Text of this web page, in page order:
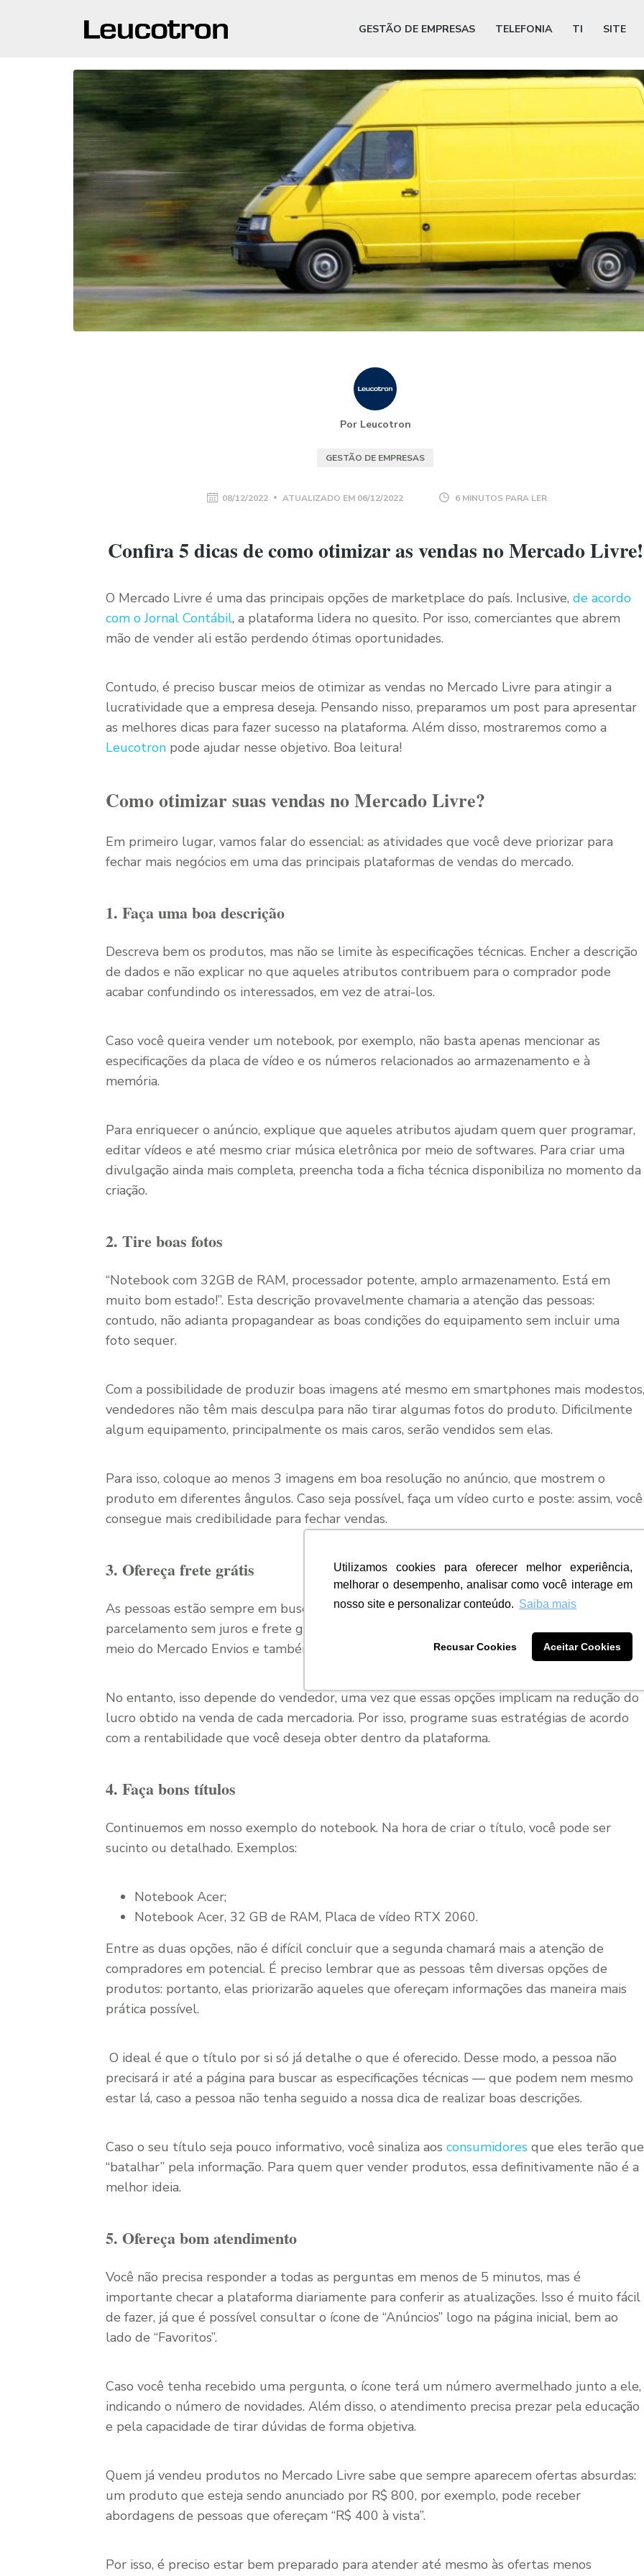
Utilizamos cookies para oferecer melhor experiência,
melhorar o desempenho, analisar como você interage em
nosso site e personalizar conteúdo. Saiba mais
Recusar Cookies Aceitar Cookies
GESTÃO DE EMPRESAS TELEFONIA TI SITE
Por Leucotron
GESTÃO DE EMPRESAS
08/12/2022 ATUALIZADO EM 06/12/2022 6 MINUTOS PARA LER
Confira 5 dicas de como otimizar as vendas no Mercado Livre!
O Mercado Livre é uma das principais opções de marketplace do país. Inclusive, de acordo
com o Jornal Contábil, a plataforma lidera no quesito. Por isso, comerciantes que abrem
mão de vender ali estão perdendo ótimas oportunidades.
Contudo, é preciso buscar meios de otimizar as vendas no Mercado Livre para atingir a
lucratividade que a empresa deseja. Pensando nisso, preparamos um post para apresentar
as melhores dicas para fazer sucesso na plataforma. Além disso, mostraremos como a
Leucotron pode ajudar nesse objetivo. Boa leitura!
Como otimizar suas vendas no Mercado Livre?
Em primeiro lugar, vamos falar do essencial: as atividades que você deve priorizar para
fechar mais negócios em uma das principais plataformas de vendas do mercado.
1. Faça uma boa descrição
Descreva bem os produtos, mas não se limite às especificações técnicas. Encher a descrição
de dados e não explicar no que aqueles atributos contribuem para o comprador pode
acabar confundindo os interessados, em vez de atrai-los.
Caso você queira vender um notebook, por exemplo, não basta apenas mencionar as
especificações da placa de vídeo e os números relacionados ao armazenamento e à
memória.
Para enriquecer o anúncio, explique que aqueles atributos ajudam quem quer programar,
editar vídeos e até mesmo criar música eletrônica por meio de softwares. Para criar uma
divulgação ainda mais completa, preencha toda a ficha técnica disponibiliza no momento da
criação.
2. Tire boas fotos
“Notebook com 32GB de RAM, processador potente, amplo armazenamento. Está em
muito bom estado!”. Esta descrição provavelmente chamaria a atenção das pessoas:
contudo, não adianta propagandear as boas condições do equipamento sem incluir uma
foto sequer.
Com a possibilidade de produzir boas imagens até mesmo em smartphones mais modestos,
vendedores não têm mais desculpa para não tirar algumas fotos do produto. Dificilmente
algum equipamento, principalmente os mais caros, serão vendidos sem elas.
Para isso, coloque ao menos 3 imagens em boa resolução no anúncio, que mostrem o
produto em diferentes ângulos. Caso seja possível, faça um vídeo curto e poste: assim, você
consegue mais credibilidade para fechar vendas.
3. Ofereça frete grátis
As pessoas estão sempre em busca de melhores condições para fechar a compra, como
parcelamento sem juros e frete grátis. O Mercado Livre facilita essas possibilidades por
meio do Mercado Envios e também com a opção de cortar as taxas no pagamento a prazo.
No entanto, isso depende do vendedor, uma vez que essas opções implicam na redução do
lucro obtido na venda de cada mercadoria. Por isso, programe suas estratégias de acordo
com a rentabilidade que você deseja obter dentro da plataforma.
4. Faça bons títulos
Continuemos em nosso exemplo do notebook. Na hora de criar o título, você pode ser
sucinto ou detalhado. Exemplos:
Notebook Acer;
Notebook Acer, 32 GB de RAM, Placa de vídeo RTX 2060.
Entre as duas opções, não é difícil concluir que a segunda chamará mais a atenção de
compradores em potencial. É preciso lembrar que as pessoas têm diversas opções de
produtos: portanto, elas priorizarão aqueles que ofereçam informações das maneira mais
prática possível.
O ideal é que o título por si só já detalhe o que é oferecido. Desse modo, a pessoa não
precisará ir até a página para buscar as especificações técnicas — que podem nem mesmo
estar lá, caso a pessoa não tenha seguido a nossa dica de realizar boas descrições.
Caso o seu título seja pouco informativo, você sinaliza aos consumidores que eles terão que
“batalhar” pela informação. Para quem quer vender produtos, essa definitivamente não é a
melhor ideia.
5. Ofereça bom atendimento
Você não precisa responder a todas as perguntas em menos de 5 minutos, mas é
importante checar a plataforma diariamente para conferir as atualizações. Isso é muito fácil
de fazer, já que é possível consultar o ícone de “Anúncios” logo na página inicial, bem ao
lado de “Favoritos”.
Caso você tenha recebido uma pergunta, o ícone terá um número avermelhado junto a ele,
indicando o número de novidades. Além disso, o atendimento precisa prezar pela educação
e pela capacidade de tirar dúvidas de forma objetiva.
Quem já vendeu produtos no Mercado Livre sabe que sempre aparecem ofertas absurdas:
um produto que esteja sendo anunciado por R$ 800, por exemplo, pode receber
abordagens de pessoas que ofereçam “R$ 400 à vista”.
Por isso, é preciso estar bem preparado para atender até mesmo às ofertas menos